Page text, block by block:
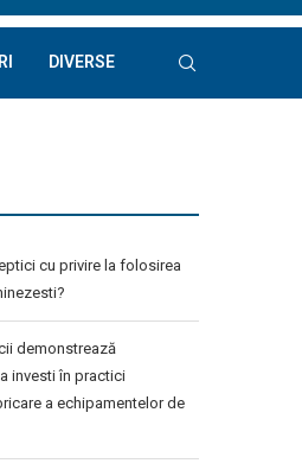
DIVERSE
cu privire la folosirea
demonstrează
investi în practici
a echipamentelor de